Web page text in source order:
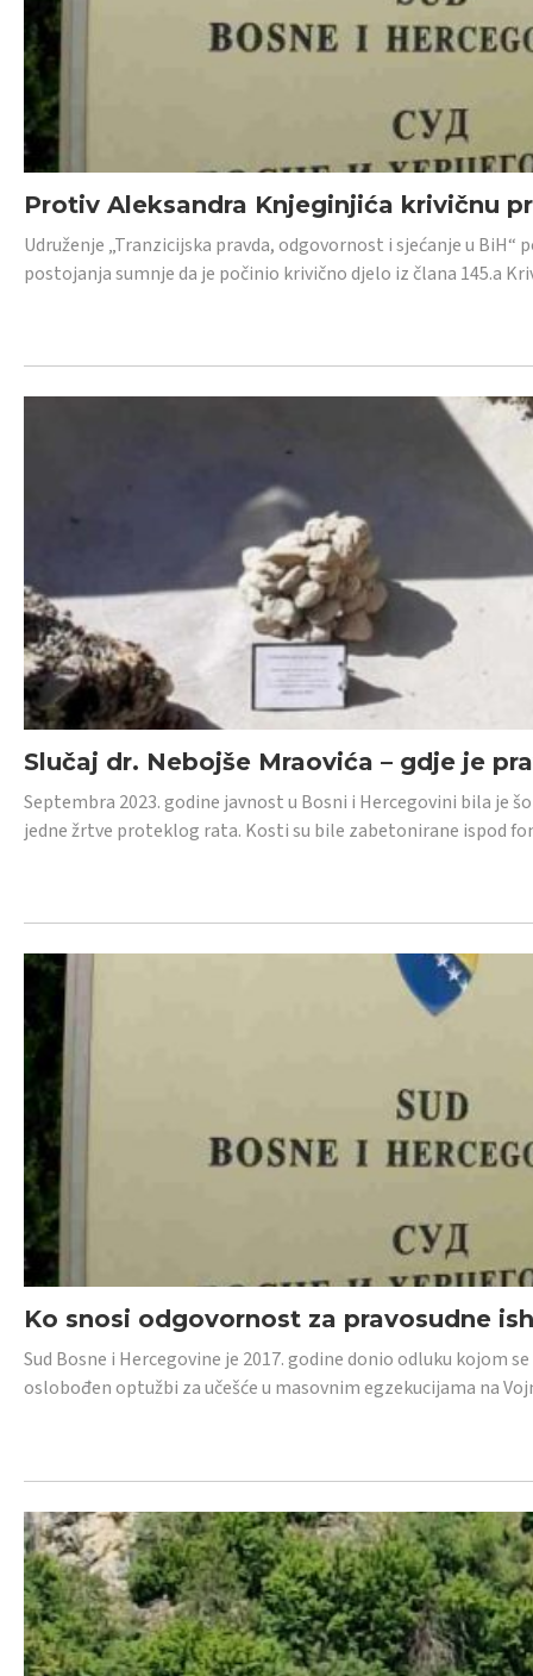
Protiv Aleksandra Knjeginjića krivičnu
Udruženje „Tranzicijska pravda, odgovornost i sjećanje u
postojanja sumnje da je počinio krivično djelo iz člana 145.a
Slučaj dr. Nebojše Mraovića – gdje je
Septembra 2023. godine javnost u Bosni i Hercegovini bila je
jedne žrtve proteklog rata. Kosti su bile zabetonirane ispod
Ko snosi odgovornost za pravosudne
Sud Bosne i Hercegovine je 2017. godine donio odluku kojom
oslobođen optužbi za učešće u masovnim egzekucijama na